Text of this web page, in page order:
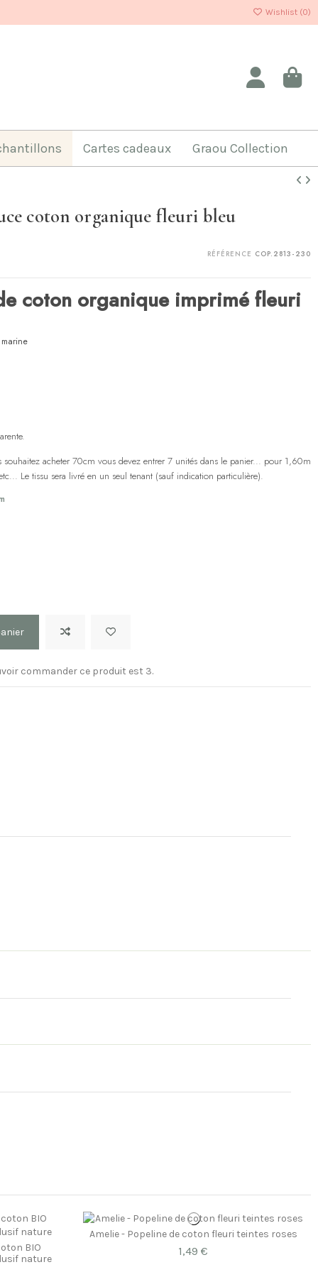
Wishlist (0)
Cartes cadeaux Graou Collection
coton organique fleuri bleu
RÉFÉRENCE COP.2813-230
coton organique imprimé fleuri
souhaitez acheter 70cm vous devez entrer 7 unités dans le panier... pour 1,60m
Le tissu sera livré en un seul tenant (sauf indication particulière).
commander ce produit est 3.
BIO
nature
Amelie - Popeline de coton fleuri teintes roses
1,49 €